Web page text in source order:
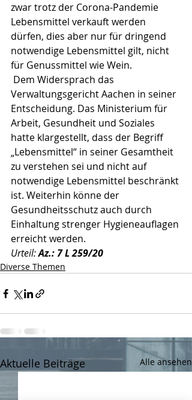
zwar trotz der Corona-Pandemie
Lebensmittel verkauft werden
dürfen, dies aber nur für dringend
notwendige Lebensmittel gilt, nicht
für Genussmittel wie Wein.
Verwaltungsgericht Aachen in seiner
Entscheidung. Das Ministerium für
Arbeit, Gesundheit und Soziales
hatte klargestellt, dass der Begriff
„Lebensmittel“ in seiner Gesamtheit
zu verstehen sei und nicht auf
notwendige Lebensmittel beschränkt
ist. Weiterhin könne der
Gesundheitsschutz auch durch
Einhaltung strenger Hygieneauflagen
erreicht werden.
Urteil: Az.: 7 L 259/20
Diverse Themen
Aktuelle Beiträge Alle ansehen